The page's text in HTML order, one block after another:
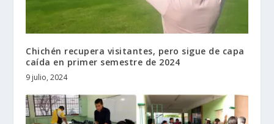
Chichén recupera visitantes, pero sigue de capa
caída en primer semestre de 2024
9 julio, 2024